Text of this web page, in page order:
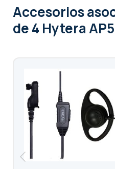
Accesorios
de 4 Hytera